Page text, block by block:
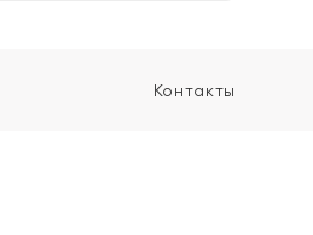
Контакты